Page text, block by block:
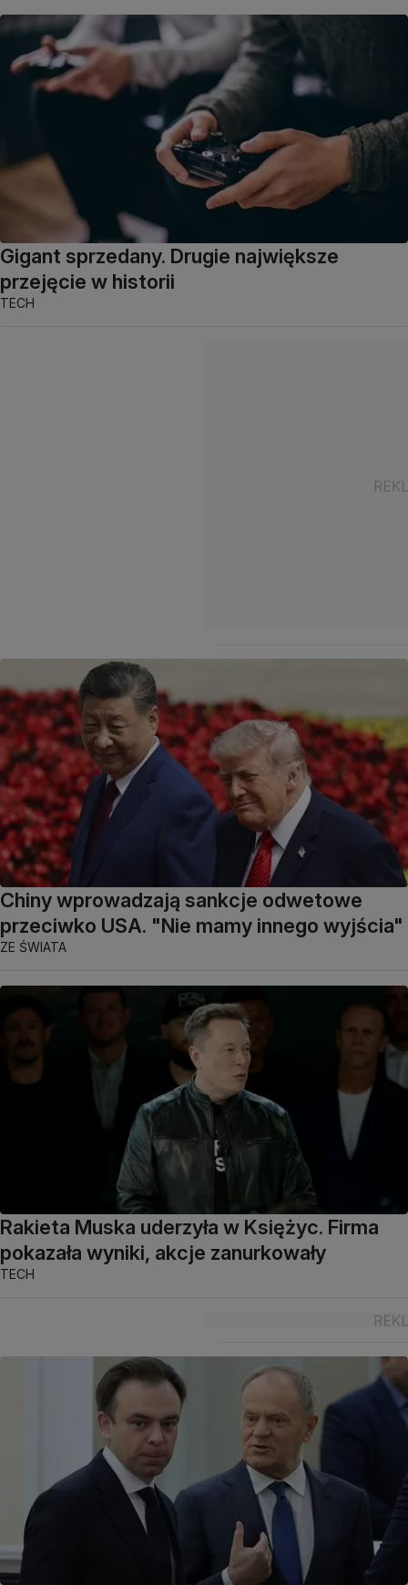
Gigant sprzedany. Drugie największe
przejęcie w historii
TECH
Chiny wprowadzają sankcje odwetowe
przeciwko USA. "Nie mamy innego wyjścia"
ZE ŚWIATA
Rakieta Muska uderzyła w Księżyc. Firma
pokazała wyniki, akcje zanurkowały
TECH